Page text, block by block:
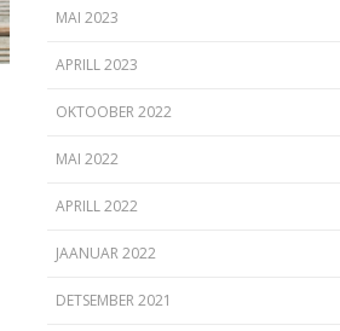
MAI 2023
APRILL 2023
OKTOOBER 2022
MAI 2022
APRILL 2022
JAANUAR 2022
DETSEMBER 2021